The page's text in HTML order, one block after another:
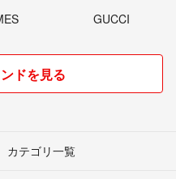
GUCCI
ドを見る
カテゴリ一覧